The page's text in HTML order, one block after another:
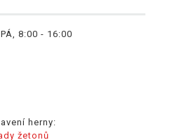
8:00 - 16:00
herny:
žetonů